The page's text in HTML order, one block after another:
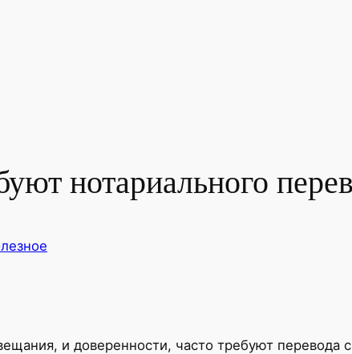
нотариального
и доверенности, часто требуют перевода